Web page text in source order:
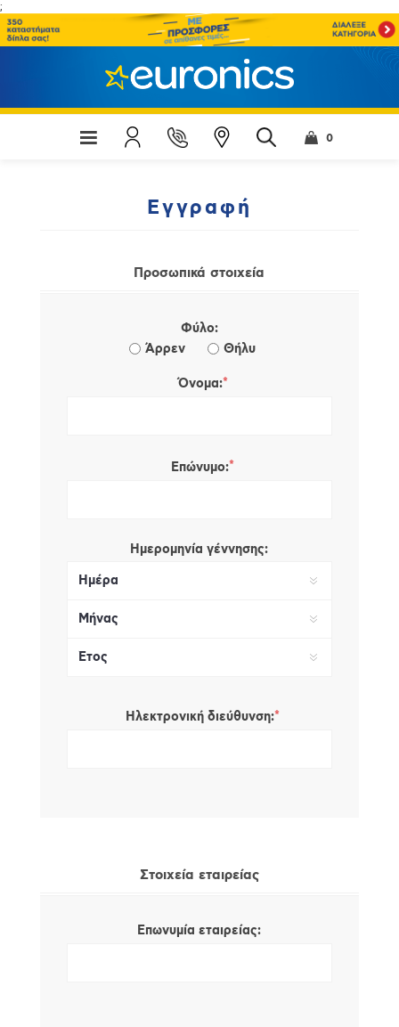
;
0
Εγγραφή
Προσωπικά στοιχεία
Φύλο:
Άρρεν
Θήλυ
Όνομα:*
Επώνυμο:*
Ημερομηνία γέννησης:
Ηλεκτρονική διεύθυνση:*
Στοιχεία εταιρείας
Επωνυμία εταιρείας: